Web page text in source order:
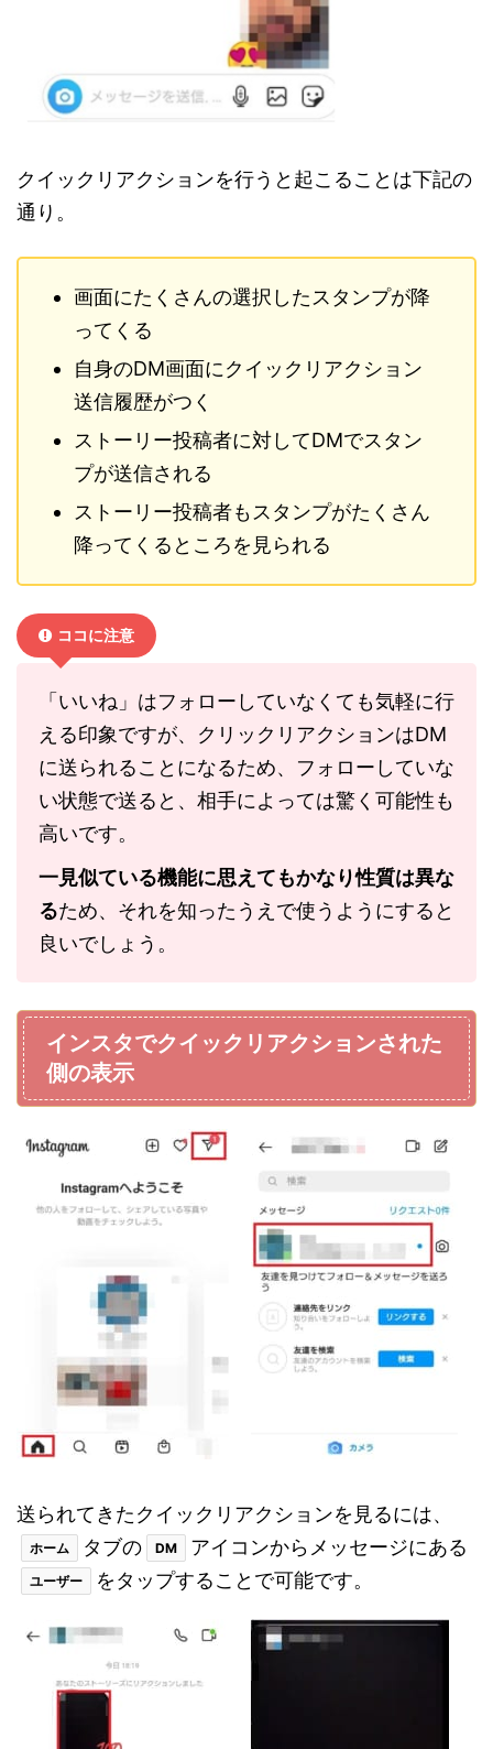
クイックリアクションを行うと起こることは下記の
通り。
画面にたくさんの選択したスタンプが降
ってくる
自身のDM画面にクイックリアクション
送信履歴がつく
ストーリー投稿者に対してDMでスタン
プが送信される
ストーリー投稿者もスタンプがたくさん
降ってくるところを見られる
ココに注意
「いいね」はフォローしていなくても気軽に行
える印象ですが、クリックリアクションはDM
に送られることになるため、フォローしていな
い状態で送ると、相手によっては驚く可能性も
高いです。
一見似ている機能に思えてもかなり性質は異な
るため、それを知ったうえで使うようにすると
良いでしょう。
インスタでクイックリアクションされた
側の表示
送られてきたクイックリアクションを見るには、
ホーム タブの DM アイコンからメッセージにある
ユーザー をタップすることで可能です。